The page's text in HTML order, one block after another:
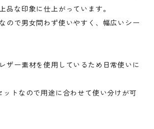
品な印象に仕上がっています。
ので男女問わず使いやすく、幅広いシー
ザー素材を使用しているため日常使いに
ットなので用途に合わせて使い分けが可